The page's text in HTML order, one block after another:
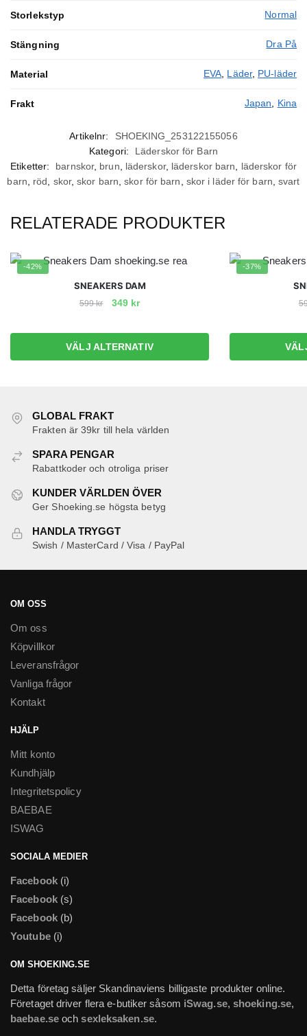
Storlekstyp Normal
Stängning Dra På
Material EVA Läder, PU-läder
Frakt Japan Kina
Artikelnr:
SHOEKING_253122155056
Kategori:
Läderskor för Barn
Etiketter:
barnskor, brun läderskor, läderskor barn
läderskor för
barn
röd skor,skor barn ,skor för barn skor i läder för barn ,svart
RELATERADE PRODUKTER
-42%
SNEAKERS DAM
599kr
Det
priset
var:
599 kr.
349 krDet
priset
är:
349 kr.
VÄLJ ALTERNATIV
här
produkten
De
alternativen
kan
väljas
på
-37%
GLOBAL FRAKT
Frakten är 39kr till hela världen
SPARA PENGAR
Rabattkoder och otroliga priser
KUNDER VÄRLDEN ÖVER
Ger Shoeking.se högsta betyg
HANDLA TRYGGT
Swish / MasterCard / Visa / PayPal
OM OSS
Om oss
Köpvillkor
Leveransfrågor
Vanliga frågor
Kontakt
HJÄLP
Mitt konto
Kundhjälp
Integritetspolicy
BAEBAE
ISWAG
SOCIALA MEDIER
Facebook(i)
Facebook(s)
Facebook(b)
Youtube(i)
OM SHOEKING.SE
Detta företag säljer Skandinaviens billigaste produkter online.
Företaget driver flera e-butiker såsom iSwag.se, shoeking.se,
baebae.seochsexleksaken.se.